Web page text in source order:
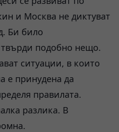
и Москва не диктуват
Би било
подобно нещо.
ситуации, в които
е принудена да
правилата.
разлика. В